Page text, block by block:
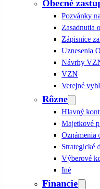
Obecné
Pozvánky
Zasadnutia
Zápisnice
Uznesenia
Návrhy
VZN
Verejné
Rôzne
Hlavný
Majetkové
Oznámenia
Strategické
Výberové
Iné
Financie